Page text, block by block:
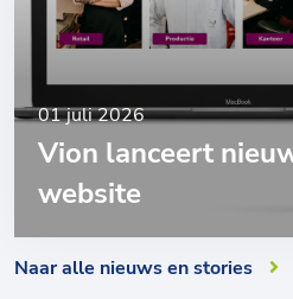
01 juli 2026
Vion lanceert
website
Naar alle nieuws en stories